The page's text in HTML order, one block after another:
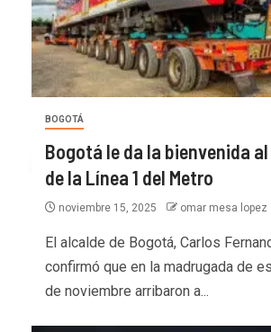
BOGOTÁ
Bogotá le da la bienvenida
de la Línea 1 del Metro
noviembre 15, 2025 omar mesa lopez
El alcalde de Bogotá, Carlos
confirmó que en la madrugada de
de noviembre arribaron a...